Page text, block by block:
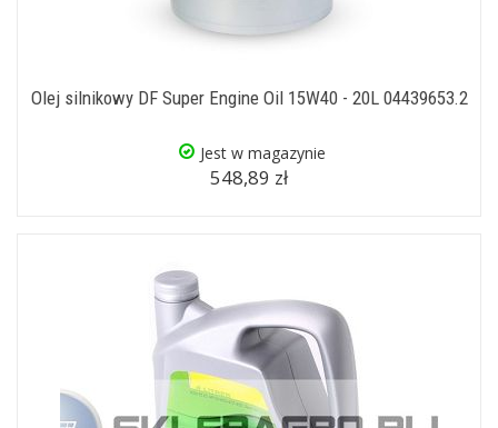
Olej silnikowy DF Super Engine Oil 15W40 - 20L 04439653.2
Jest w magazynie
548,89 zł